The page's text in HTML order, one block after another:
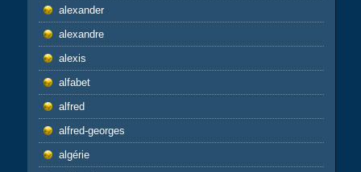
alexander
alexandre
alexis
alfabet
alfred
alfred-georges
algérie